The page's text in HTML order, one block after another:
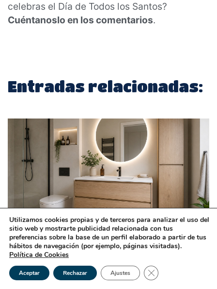
celebras el Día de Todos los Santos?
Cuéntanoslo en los comentarios.
Entradas relacionadas:
Muebles de baño: cómo elegir el
ideal para tu espacio
Utilizamos cookies propias y de terceros para analizar el uso del
sitio web y mostrarte publicidad relacionada con tus
preferencias sobre la base de un perfil elaborado a partir de tus
hábitos de navegación (por ejemplo, páginas visitadas).
Política de Cookies
Aceptar Rechazar Ajustes Cerrar el banner de